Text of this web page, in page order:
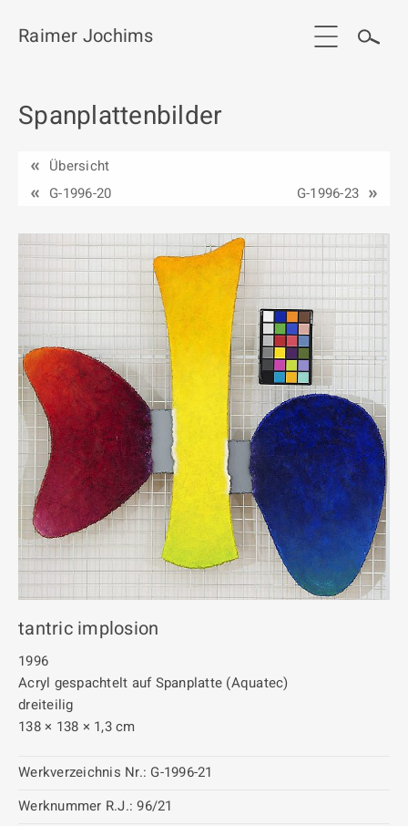
Start
Werkgruppen / Work groups
Ausstellungen
Vita
Publikationen
Kontakt
Raimer Jochims
Spanplattenbilder
Übersicht
G-1996-20
G-1996-23
tantric implosion
1996
Acryl gespachtelt auf Spanplatte (Aquatec)
dreiteilig
138 × 138 × 1,3 cm
Werkverzeichnis Nr.: G-1996-21
Werknummer R.J.: 96/21